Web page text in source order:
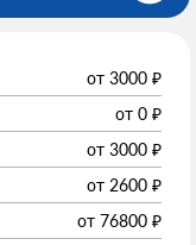
от 3000 ₽
от 0 ₽
от 3000 ₽
от 2600 ₽
от 76800 ₽